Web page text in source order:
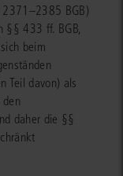
2371–2385 BGB)
§§ 433 ff. BGB,
beim
Teil davon) als
daher die §§